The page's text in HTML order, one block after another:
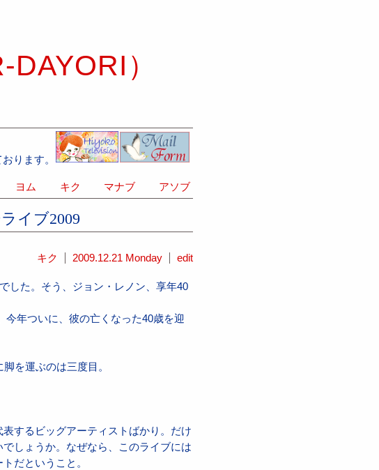
）
ります。
ヨム キク マナブ アソブ
イブ2009
キク 2009.12.21 Monday edit
した。そう、ジョン・レノン、享年40
今年ついに、彼の亡くなった40歳を迎
脚を運ぶのは三度目。
するビッグアーティストばかり。だけ
しょうか。なぜなら、このライブには
だということ。